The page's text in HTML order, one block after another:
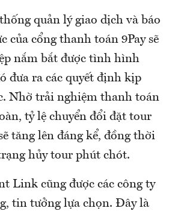
quản lý giao dịch và báo
của cổng thanh toán 9Pay sẽ
nắm bắt được tình hình
đưa ra các quyết định kịp
Nhờ trải nghiệm thanh toán
tỷ lệ chuyển đổi đặt tour
tăng lên đáng kể, đồng thời
hủy tour phút chót.
Link cũng được các công ty
tin tưởng lựa chọn. Đây là